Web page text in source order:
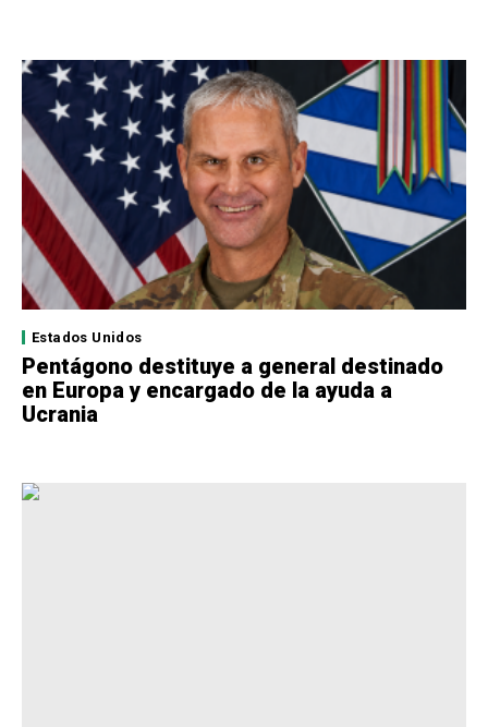
Estados Unidos
Pentágono destituye a general destinado
en Europa y encargado de la ayuda a
Ucrania